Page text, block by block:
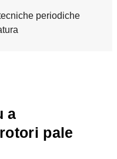
periodiche
a
pale